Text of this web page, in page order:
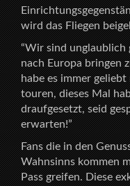
wird das Fliegen
“Wir sind unglaublich
nach Europa bringen
habe es immer
touren, dieses Mal
draufgesetzt, seid
erwarten!”
Fans die in den
Wahnsinns kommen
Pass greifen. Diese